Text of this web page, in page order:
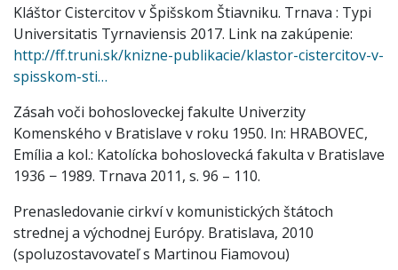
Kláštor Cistercitov v Špišskom Štiavniku. Trnava : Typi
Universitatis Tyrnaviensis 2017. Link na zakúpenie:
http://ff.truni.sk/knizne-publikacie/klastor-cistercitov-v-
spisskom-sti…
Zásah voči bohosloveckej fakulte Univerzity
Komenského v Bratislave v roku 1950. In: HRABOVEC,
Emília a kol.: Katolícka bohoslovecká fakulta v Bratislave
1936 − 1989. Trnava 2011, s. 96 – 110.
Prenasledovanie cirkví v komunistických štátoch
strednej a východnej Európy. Bratislava, 2010
(spoluzostavovateľ s Martinou Fiamovou)